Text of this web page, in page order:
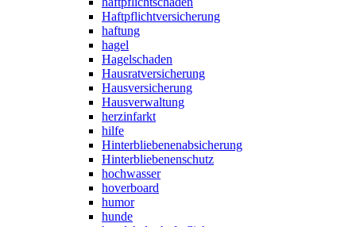
Haftpflichtversicherung
haftung
hagel
Hagelschaden
Hausratversicherung
Hausversicherung
Hausverwaltung
herzinfarkt
hilfe
Hinterbliebenenabsicherung
Hinterbliebenenschutz
hochwasser
hoverboard
humor
hunde